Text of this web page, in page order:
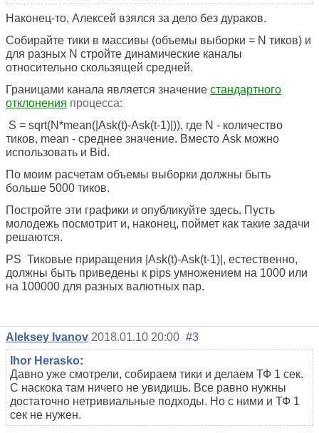
Наконец-то, Алексей взялся за дело без дураков.
Собирайте тики в массивы (объемы выборки = N тиков) и
для разных N стройте динамические каналы
относительно скользящей средней.
Границами канала является значение стандартного
отклонения процесса:
S = sqrt(N*mean(|Ask(t)-Ask(t-1)|)), где N - количество
тиков, mean - среднее значение. Вместо Ask можно
использовать и Bid.
По моим расчетам объемы выборки должны быть
больше 5000 тиков.
Постройте эти графики и опубликуйте здесь. Пусть
молодежь посмотрит и, наконец, поймет как такие задачи
решаются.
PS Тиковые приращения |Ask(t)-Ask(t-1)|, естественно,
должны быть приведены к pips умножением на 1000 или
на 100000 для разных валютных пар.
Aleksey Ivanov 2018.01.10 20:00 #3
Ihor Herasko:
Давно уже смотрели, собираем тики и делаем ТФ 1 сек.
С наскока там ничего не увидишь. Все равно нужны
достаточно нетривиальные подходы. Но с ними и ТФ 1
сек не нужен.